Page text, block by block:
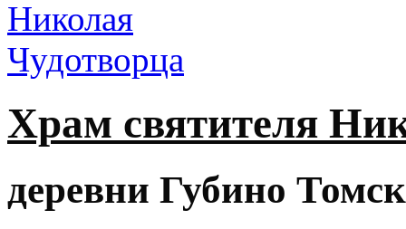
Храм святителя
деревни Губино